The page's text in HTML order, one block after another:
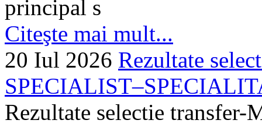
principal s
Citeşte mai mult...
20 Iul 2026 Rezultate
Rezultate selectie